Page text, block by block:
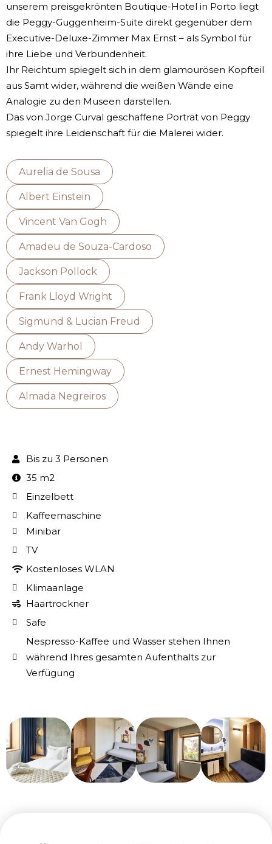
unserem preisgekrönten Boutique-Hotel in Porto liegt
die Peggy-Guggenheim-Suite direkt gegenüber dem
Executive-Deluxe-Zimmer Max Ernst – als Symbol für
ihre Liebe und Verbundenheit.
Ihr Reichtum spiegelt sich in dem glamourösen Kopfteil
aus Samt wider, während die weißen Wände eine
Analogie zu den Museen darstellen.
Das von Jorge Curval geschaffene Porträt von Peggy
spiegelt ihre Leidenschaft für die Malerei wider.
Aurelia de Sousa
Albert Einstein
Vincent Van Gogh
Amadeu de Souza-Cardoso
Jackson Pollock
Frank Lloyd Wright
Sigmund & Lucian Freud
Andy Warhol
Ernest Hemingway
Almada Negreiros
Bis zu 3 Personen
35 m2
Einzelbett
Kaffeemaschine
Minibar
TV
Kostenloses WLAN
Klimaanlage
Haartrockner
Safe
Nespresso-Kaffee und Wasser stehen Ihnen
während Ihres gesamten Aufenthalts zur
Verfügung